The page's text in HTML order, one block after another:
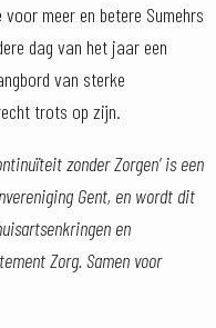
meer en betere Sumehrs
dag van het jaar een
van sterke
trots op zijn.
zonder Zorgen’ is een
Gent, en wordt dit
en
Zorg. Samen voor